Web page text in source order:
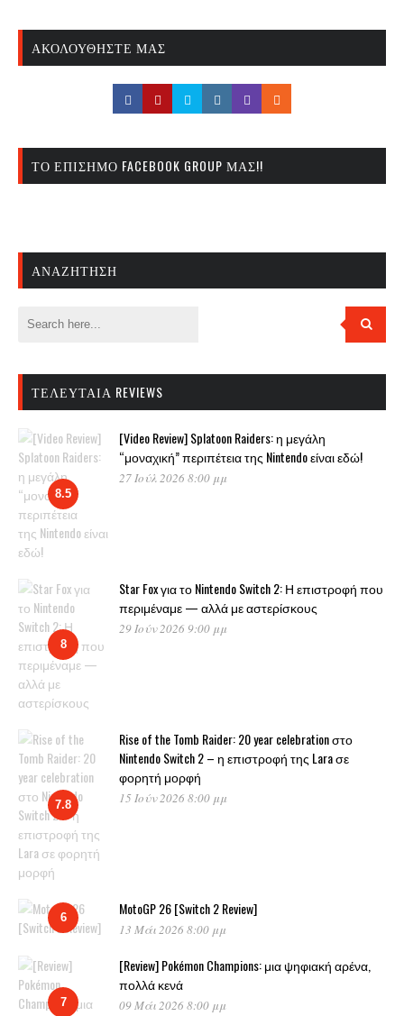
ΑΚΟΛΟΥΘΉΣΤΕ ΜΑΣ
ΤΟ ΕΠΊΣΗΜΟ FACEBOOK GROUP ΜΑΣ!!
ΑΝΑΖΉΤΗΣΗ
ΤΕΛΕΥΤΑΊΑ REVIEWS
8.5
[Video Review] Splatoon Raiders: η μεγάλη
“μοναχική” περιπέτεια της Nintendo είναι εδώ!
27 Ιούλ 2026 8:00 μμ
8
Star Fox για το Nintendo Switch 2: Η επιστροφή που
περιμέναμε — αλλά με αστερίσκους
29 Ιούν 2026 9:00 μμ
7.8
Rise of the Tomb Raider: 20 year celebration στο
Nintendo Switch 2 – η επιστροφή της Lara σε
φορητή μορφή
15 Ιούν 2026 8:00 μμ
6 MotoGP 26 [Switch 2 Review]
13 Μάι 2026 8:00 μμ
7
[Review] Pokémon Champions: μια ψηφιακή αρένα,
πολλά κενά
09 Μάι 2026 8:00 μμ